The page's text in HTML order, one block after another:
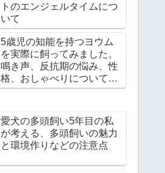
トのエンジェルタイムにつ
いて
5歳児の知能を持つヨウム
を実際に飼ってみました。
鳴き声、反抗期の悩み、性
格、おしゃべりについて解
説
愛犬の多頭飼い5年目の私
が考える、多頭飼いの魅力
と環境作りなどの注意点